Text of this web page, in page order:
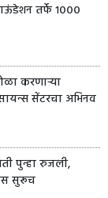
तर्फे १०००
करणाऱ्या
सेंटरचा अभिनव
पुन्हा रुजली,
सुरूच